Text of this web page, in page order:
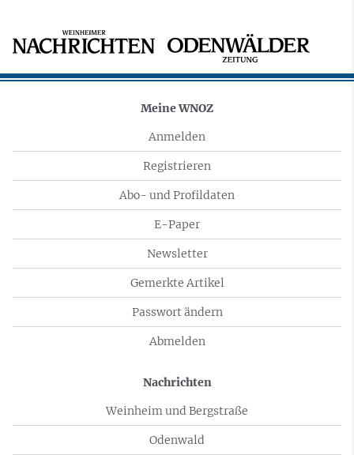
Meine WNOZ
Anmelden
Registrieren
Abo- und Profildaten
E-Paper
Newsletter
Gemerkte Artikel
Passwort ändern
Abmelden
Nachrichten
Weinheim und Bergstraße
Odenwald